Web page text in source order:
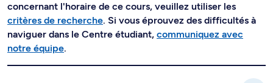
concernant l'horaire de ce cours, veuillez utiliser les
critères de recherche. Si vous éprouvez des difficultés à
naviguer dans le Centre étudiant, communiquez avec
notre équipe.